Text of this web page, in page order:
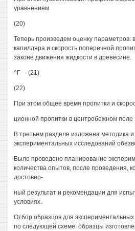
уравнением
(20)
Теперь произведем оценку параметров:
капилляра и скорость поперечной
законе движения жидкости в древесине.
^Г— (21)
(22)
При этом общее время пропитки и
ционной пропитки в центробежном поле
В третьем разделе изложена методика
экспериментальных исследований
Было проведено планирование
количества опытов, после проведения,
достовер-
ный результат и рекомендации для
условиях.
Отбор образцов для
по следующей схеме: образцы